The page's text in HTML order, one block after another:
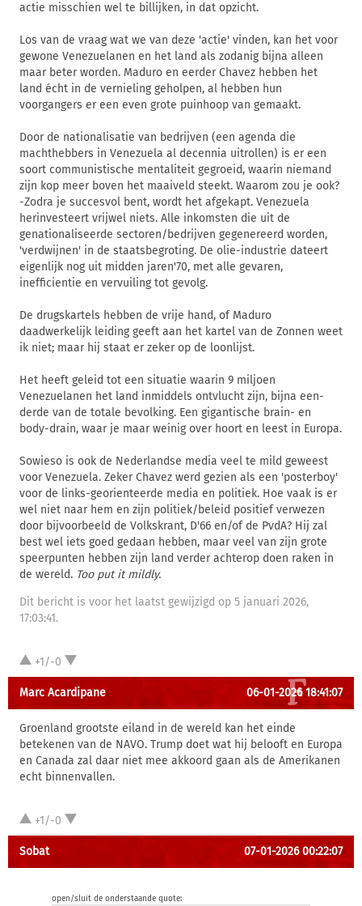
actie misschien wel te billijken, in dat opzicht.
Los van de vraag wat we van deze 'actie' vinden, kan het voor
gewone Venezuelanen en het land als zodanig bijna alleen
maar beter worden. Maduro en eerder Chavez hebben het
land écht in de vernieling geholpen, al hebben hun
voorgangers er een even grote puinhoop van gemaakt.
Door de nationalisatie van bedrijven (een agenda die
machthebbers in Venezuela al decennia uitrollen) is er een
soort communistische mentaliteit gegroeid, waarin niemand
zijn kop meer boven het maaiveld steekt. Waarom zou je ook?
-Zodra je succesvol bent, wordt het afgekapt. Venezuela
herinvesteert vrijwel niets. Alle inkomsten die uit de
genationaliseerde sectoren/bedrijven gegenereerd worden,
'verdwijnen' in de staatsbegroting. De olie-industrie dateert
eigenlijk nog uit midden jaren'70, met alle gevaren,
inefficientie en vervuiling tot gevolg.
De drugskartels hebben de vrije hand, of Maduro
daadwerkelijk leiding geeft aan het kartel van de Zonnen weet
ik niet; maar hij staat er zeker op de loonlijst.
Het heeft geleid tot een situatie waarin 9 miljoen
Venezuelanen het land inmiddels ontvlucht zijn, bijna een-
derde van de totale bevolking. Een gigantische brain- en
body-drain, waar je maar weinig over hoort en leest in Europa.
Sowieso is ook de Nederlandse media veel te mild geweest
voor Venezuela. Zeker Chavez werd gezien als een 'posterboy'
voor de links-georienteerde media en politiek. Hoe vaak is er
wel niet naar hem en zijn politiek/beleid positief verwezen
door bijvoorbeeld de Volkskrant, D'66 en/of de PvdA? Hij zal
best wel iets goed gedaan hebben, maar veel van zijn grote
speerpunten hebben zijn land verder achterop doen raken in
de wereld. Too put it mildly.
Dit bericht is voor het laatst gewijzigd op 5 januari 2026,
17:03:41.
+1/-0
Marc Acardipane 06-01-2026 18:41:07
Groenland grootste eiland in de wereld kan het einde
betekenen van de NAVO. Trump doet wat hij belooft en Europa
en Canada zal daar niet mee akkoord gaan als de Amerikanen
echt binnenvallen.
+1/-0
Sobat 07-01-2026 00:22:07
open/sluit de onderstaande quote: